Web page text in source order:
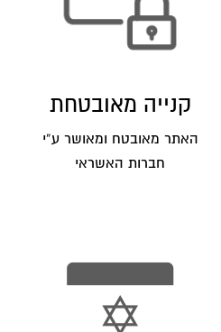
קנייה מאובטחת
האתר מאובטח ומאושר ע”י
חברות האשראי